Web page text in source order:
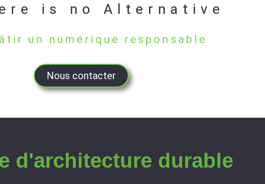
is no Alternative
un numérique responsable
Nous contacter
d'architecture durable